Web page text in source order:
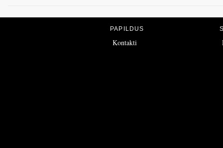
PAPILDUS
Kontakti